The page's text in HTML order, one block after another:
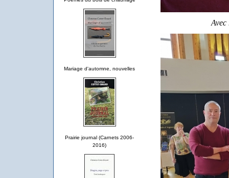
Mariage d'automne, nouvelles
Prairie journal (Carnets 2006-
2016)
Avec